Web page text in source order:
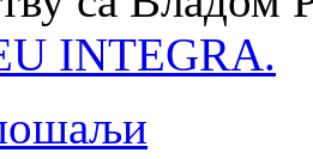
INTEGRA.